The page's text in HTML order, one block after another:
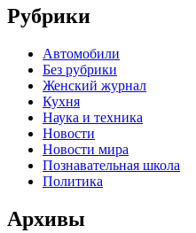
Рубрики
Автомобили
Без рубрики
Женский журнал
Кухня
Наука и техника
Новости
Новости мира
Познавательная школа
Политика
Архивы